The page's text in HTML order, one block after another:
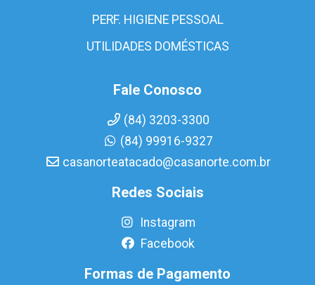
PERF. HIGIENE PESSOAL
UTILIDADES DOMÉSTICAS
Fale Conosco
(84) 3203-3300
(84) 99916-9327
casanorteatacado@casanorte.com.br
Redes Sociais
Instagram
Facebook
Formas de Pagamento